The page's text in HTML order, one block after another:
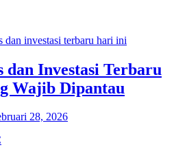
dan Investasi Terbaru
Wajib Dipantau
28, 2026